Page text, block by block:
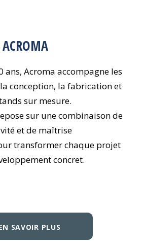
ans, Acroma accompagne les
conception, la fabrication et
sur mesure.
sur une combinaison de
et de maîtrise
transformer chaque projet
concret.
SAVOIR PLUS